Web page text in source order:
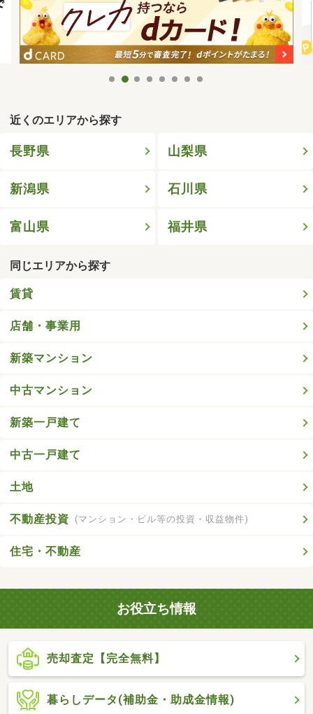
近くのエリアから探す
長野県 山梨県
新潟県 石川県
富山県 福井県
同じエリアから探す
賃貸
店舗・事業用
新築マンション
中古マンション
新築一戸建て
中古一戸建て
土地
不動産投資 (マンション・ビル等の投資・収益物件)
住宅・不動産
お役立ち情報
売却査定【完全無料】
暮らしデータ(補助金・助成金情報)